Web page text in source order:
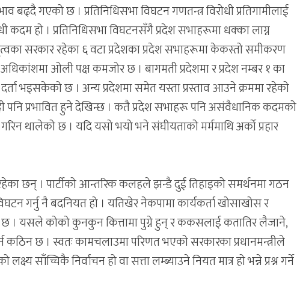
बढ्दै गएको छ । प्रतिनिधिसभा विघटन गणतन्त्र विरोधी प्रतिगामीलाई
कदम हो । प्रतिनिधिसभा विघटनसँगै प्रदेश सभाहरूमा धक्का लाग्न
सरकार रहेका ६ वटा प्रदेशका प्रदेश सभाहरूमा केकस्तो समीकरण
ओली पक्ष कमजोर छ । बागमती प्रदेशमा र प्रदेश नम्बर १ का
दर्ता भइसकेको छ । अन्य प्रदेशमा समेत यस्ता प्रस्ताव आउने क्रममा रहेको
पनि प्रभावित हुने देखिन्छ । कतै प्रदेश सभाहरू पनि असंवैधानिक कदमको
थालेको छ । यदि यसो भयो भने संघीयताको मर्ममाथि अर्को प्रहार
छन् । पार्टीको आन्तरिक कलहले झन्डै दुई तिहाइको समर्थनमा गठन
गर्नु नै बदनियत हो । यतिखेर नेकपामा कार्यकर्ता खोसाखोस र
छ । यसले कोको कुनकुन कित्तामा पुग्ने हुन् र ककसलाई कतातिर लैजाने,
छ । स्वतः कामचलाउमा परिणत भएको सरकारका प्रधानमन्त्रीले
साँच्चिकै निर्वाचन हो वा सत्ता लम्ब्याउने नियत मात्र हो भन्ने प्रश्न गर्ने